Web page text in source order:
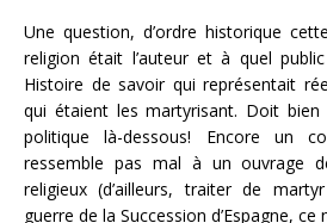
Une question, d’ordre historique
religion était l’auteur et à quel
Histoire de savoir qui représentait
qui étaient les martyrisant. Doit bien
politique là-dessous! Encore un
ressemble pas mal à un ouvrage
religieux (d’ailleurs, traiter de
guerre de la Succession d’Espagne, ce